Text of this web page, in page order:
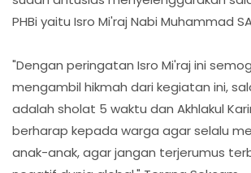
PHBi yaitu Isro Mi'raj Nabi Muhammad
"Dengan peringatan Isro Mi'raj ini
mengambil hikmah dari kegiatan ini,
adalah sholat 5 waktu dan Akhlakul
berharap kepada warga agar selalu
anak-anak, agar jangan terjerumus